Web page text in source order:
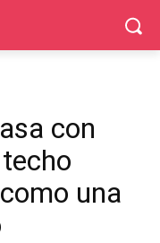
con
una